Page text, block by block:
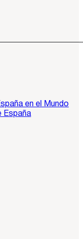
en el Mundo
España